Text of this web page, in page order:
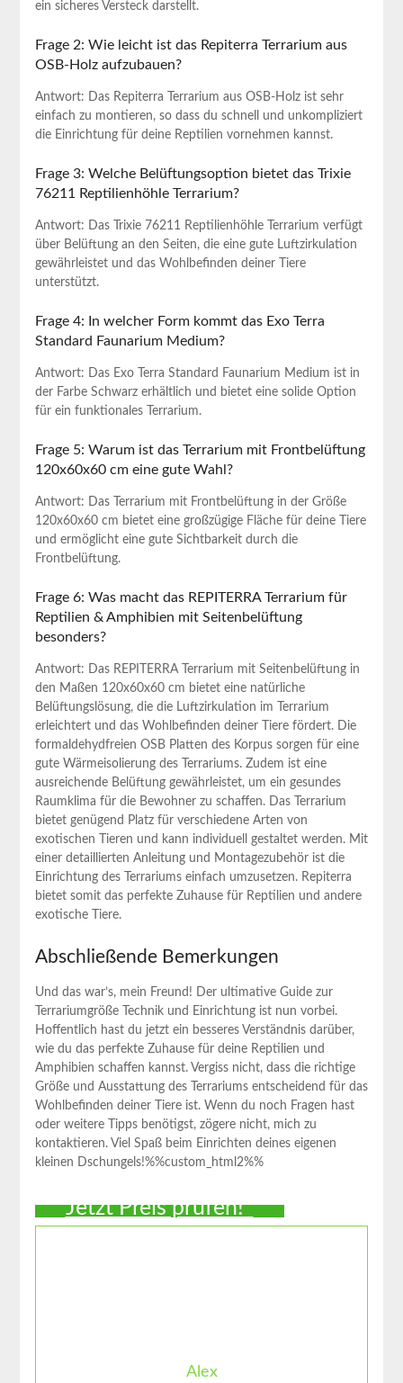
ein sicheres Versteck darstellt.
Frage 2:‍ Wie leicht ist das Repiterra Terrarium aus
OSB-Holz aufzubauen?
Antwort: Das Repiterra Terrarium aus OSB-Holz ist sehr
einfach zu⁢ montieren, so‍ dass du schnell‍ und unkompliziert
die Einrichtung für deine Reptilien vornehmen kannst.
Frage 3: Welche Belüftungsoption bietet das Trixie
76211 Reptilienhöhle Terrarium?
Antwort: Das Trixie 76211 Reptilienhöhle Terrarium⁣ verfügt
über‍ Belüftung an den Seiten, die eine gute Luftzirkulation
gewährleistet‌ und das Wohlbefinden deiner Tiere
unterstützt.
Frage 4: In welcher Form kommt das Exo Terra
Standard Faunarium Medium?
Antwort: Das Exo Terra Standard⁢ Faunarium Medium​ ist in
der Farbe Schwarz erhältlich und ⁣bietet​ eine solide Option
für ein funktionales Terrarium.
Frage‍ 5: Warum ist das Terrarium mit Frontbelüftung
120x60x60 cm eine gute Wahl?
Antwort: Das Terrarium mit Frontbelüftung in der Größe
120x60x60 cm bietet eine großzügige Fläche für deine ⁤Tiere
und ermöglicht eine gute Sichtbarkeit durch die
Frontbelüftung.
Frage 6: Was macht das REPITERRA Terrarium für
Reptilien & Amphibien mit Seitenbelüftung
besonders?
Antwort: Das ‌REPITERRA Terrarium‌ mit ‍Seitenbelüftung in
den Maßen 120x60x60⁢ cm bietet eine natürliche
Belüftungslösung, die die Luftzirkulation im Terrarium
erleichtert und das Wohlbefinden‍ deiner Tiere fördert. Die
formaldehydfreien OSB ⁤Platten des Korpus sorgen für eine
gute Wärmeisolierung des Terrariums. Zudem ist eine
ausreichende Belüftung gewährleistet, um ein gesundes
Raumklima für die‌ Bewohner zu ‌schaffen. Das Terrarium ​
bietet genügend⁣ Platz für verschiedene Arten von
exotischen Tieren und kann individuell gestaltet werden.‍ Mit
einer⁢ detaillierten Anleitung ‍und Montagezubehör ist die
Einrichtung⁣ des Terrariums einfach ‌umzusetzen. Repiterra
bietet somit das perfekte Zuhause⁣ für Reptilien und andere
exotische Tiere.
Abschließende Bemerkungen
Und das war’s, mein Freund! Der ultimative ​Guide zur
Terrariumgröße Technik und Einrichtung ist nun vorbei.
Hoffentlich hast du jetzt ein besseres Verständnis darüber,
wie du das perfekte Zuhause für deine Reptilien und
Amphibien schaffen kannst. Vergiss nicht, dass die richtige
Größe und Ausstattung des Terrariums entscheidend für das
Wohlbefinden deiner Tiere ist. Wenn du noch​ Fragen hast
oder weitere Tipps benötigst, zögere nicht, mich zu
kontaktieren. Viel⁣ Spaß beim​ Einrichten ⁣deines eigenen
kleinen Dschungels!%%custom_html2%%
Jetzt Preis prüfen!*
Alex